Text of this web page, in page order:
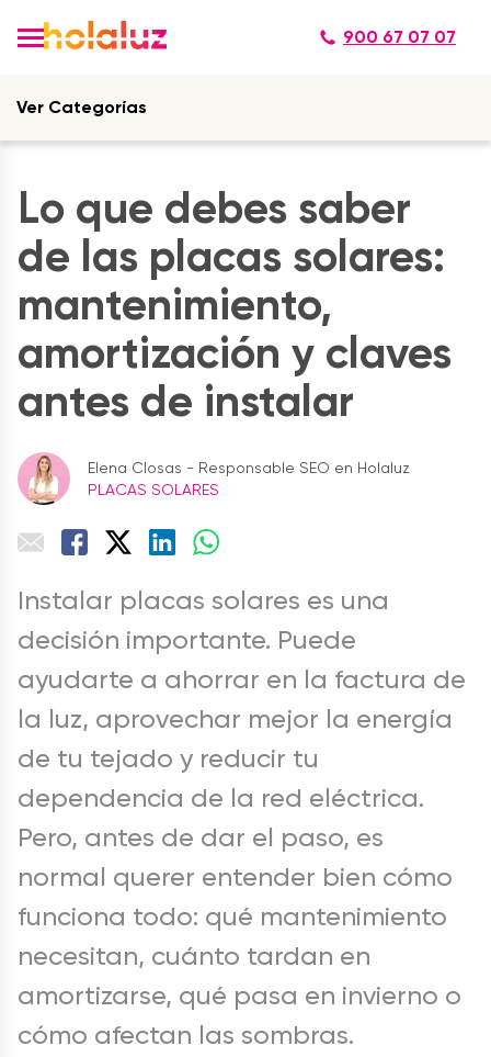
900 67 07 07
Ver Categorías
Lo que debes saber
de las placas solares:
mantenimiento,
amortización y claves
antes de instalar
Elena Closas - Responsable SEO en Holaluz
PLACAS SOLARES
Instalar placas solares es una
decisión importante. Puede
ayudarte a ahorrar en la factura de
la luz, aprovechar mejor la energía
de tu tejado y reducir tu
dependencia de la red eléctrica.
Pero, antes de dar el paso, es
normal querer entender bien cómo
funciona todo: qué mantenimiento
necesitan, cuánto tardan en
amortizarse, qué pasa en invierno o
cómo afectan las sombras.